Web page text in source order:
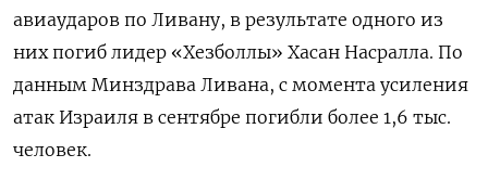
авиаударов по Ливану, в результате одного из
них погиб лидер «Хезболлы» Хасан Насралла. По
данным Минздрава Ливана, с момента усиления
атак Израиля в сентябре погибли более 1,6 тыс.
человек.